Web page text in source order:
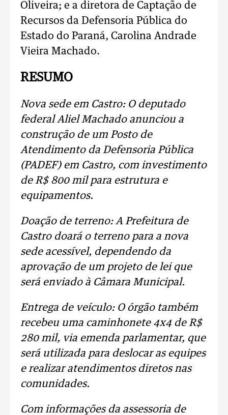
Oliveira; e a diretora de Captação de
Recursos da Defensoria Pública do
Estado do Paraná, Carolina Andrade
Vieira Machado.
RESUMO
Nova sede em Castro: O deputado
federal Aliel Machado anunciou a
construção de um Posto de
Atendimento da Defensoria Pública
(PADEF) em Castro, com investimento
de R$ 800 mil para estrutura e
equipamentos.
Doação de terreno: A Prefeitura de
Castro doará o terreno para a nova
sede acessível, dependendo da
aprovação de um projeto de lei que
será enviado à Câmara Municipal.
Entrega de veículo: O órgão também
recebeu uma caminhonete 4x4 de R$
280 mil, via emenda parlamentar, que
será utilizada para deslocar as equipes
e realizar atendimentos diretos nas
comunidades.
Com informações da assessoria de